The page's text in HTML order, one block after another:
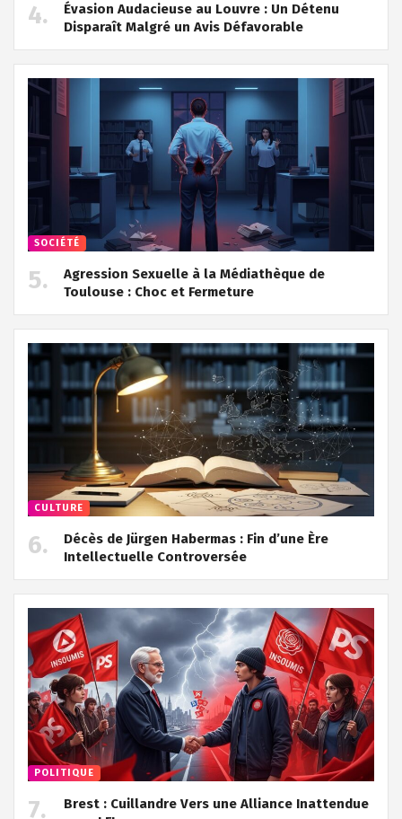
Évasion Audacieuse au Louvre : Un Détenu
Disparaît Malgré un Avis Défavorable
SOCIÉTÉ
Agression Sexuelle à la Médiathèque de
Toulouse : Choc et Fermeture
CULTURE
Décès de Jürgen Habermas : Fin d’une Ère
Intellectuelle Controversée
POLITIQUE
Brest : Cuillandre Vers une Alliance Inattendue